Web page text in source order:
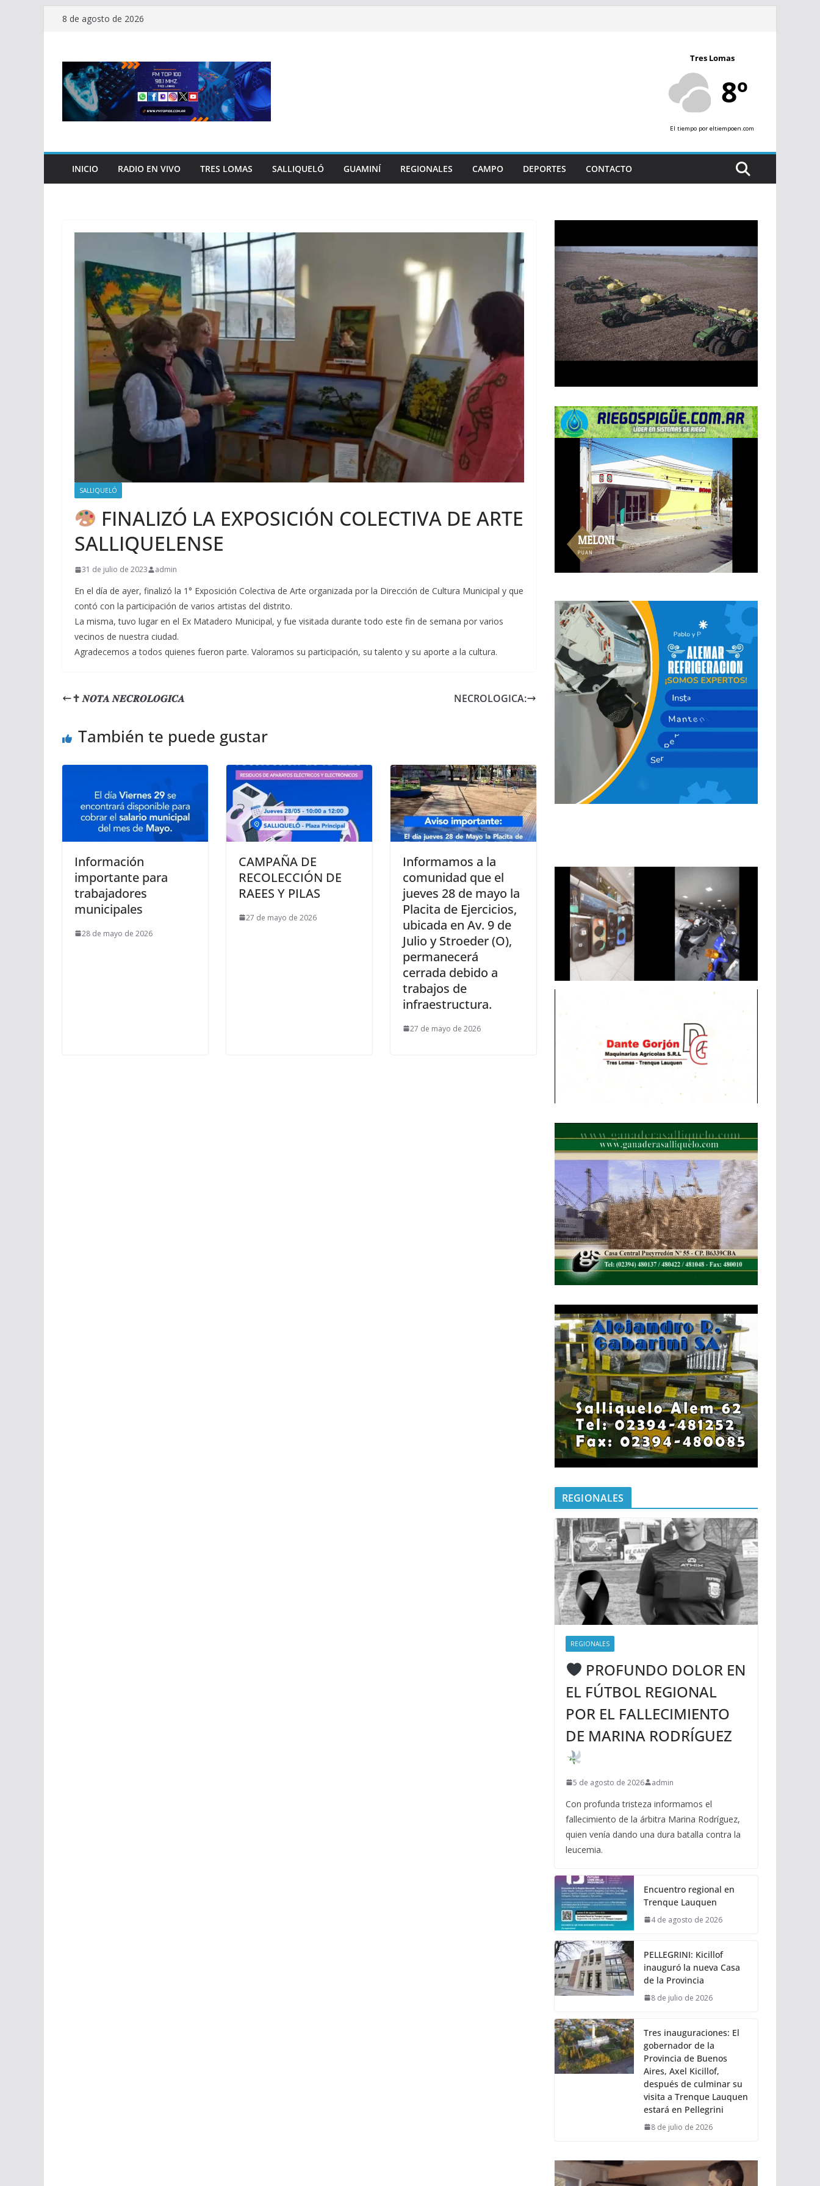
Saltar8 de agosto de 2026
Tres Lomas
8º
El tiempo por eltiempoen.com
INICIO RADIO EN VIVO TRES LOMAS SALLIQUELÓ GUAMINÍ REGIONALES CAMPO DEPORTES CONTACTO
SALLIQUELÓ
FINALIZÓ LA EXPOSICIÓN COLECTIVA DE ARTE
SALLIQUELENSE
31 de julio de 2023 admin
En el día de ayer, finalizó la 1° Exposición Colectiva de Arte organizada por la Dirección de Cultura Municipal y que
contó con la participación de varios artistas del distrito.
La misma, tuvo lugar en el Ex Matadero Municipal, y fue visitada durante todo este fin de semana por varios
vecinos de nuestra ciudad.
Agradecemos a todos quienes fueron parte. Valoramos su participación, su talento y su aporte a la cultura.
✝ 𝑵𝑶𝑻𝑨 𝑵𝑬𝑪𝑹𝑶𝑳𝑶𝑮𝑰𝑪𝑨 NECROLOGICA:
También te puede gustar
Información
importante para
trabajadores
municipales
28 de mayo de 2026
CAMPAÑA DE
RECOLECCIÓN DE
RAEES Y PILAS
27 de mayo de 2026
Informamos a la
comunidad que el
jueves 28 de mayo la
Placita de Ejercicios,
ubicada en Av. 9 de
Julio y Stroeder (O),
permanecerá
cerrada debido a
trabajos de
infraestructura.
27 de mayo de 2026
REGIONALES
REGIONALES
PROFUNDO DOLOR EN
EL FÚTBOL REGIONAL
POR EL FALLECIMIENTO
DE MARINA RODRÍGUEZ
5 de agosto de 2026 admin
Con profunda tristeza informamos el
fallecimiento de la árbitra Marina Rodríguez,
quien venía dando una dura batalla contra la
leucemia.
Encuentro regional en
Trenque Lauquen
4 de agosto de 2026
PELLEGRINI: Kicillof
inauguró la nueva Casa
de la Provincia
8 de julio de 2026
Tres inauguraciones: El
gobernador de la
Provincia de Buenos
Aires, Axel Kicillof,
después de culminar su
visita a Trenque Lauquen
estará en Pellegrini
8 de julio de 2026